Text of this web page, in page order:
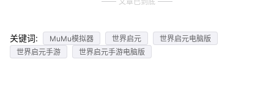
关键词: MuMu模拟器 世界启元
世界启元电脑版
世界启元手游
世界启元手游电脑版